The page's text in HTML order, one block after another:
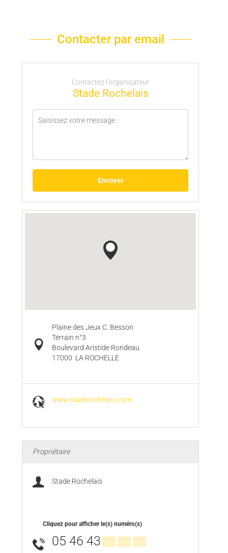
Contacter par email
Contactez l'organisateur
Stade Rochelais
Envoyer
Plaine des Jeux C. Besson
Terrain n°3
Boulevard Aristide Rondeau
17000 LA ROCHELLE
www.staderochelais.com
Propriétaire
Stade Rochelais
Cliquez pour afficher le(s) numéro(s)
05 46 43▒▒ ▒▒ ▒▒